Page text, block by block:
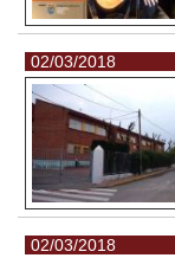
02/03/2018
02/03/2018